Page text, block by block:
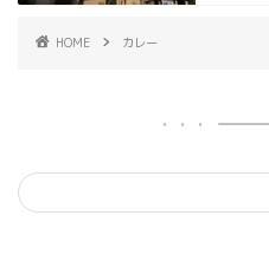
HOME カレー